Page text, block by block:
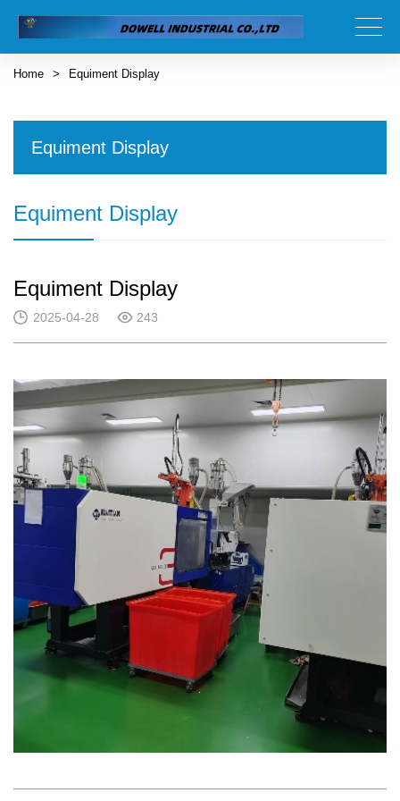
Home > Equiment Display
Equiment Display
Equiment Display
Equiment Display
2025-04-28 243